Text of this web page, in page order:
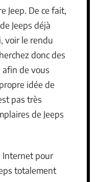
Jeep. De ce fait,
Jeeps déjà
voir le rendu
donc des
afin de vous
idée de
pas très
de Jeeps
Internet pour
totalement